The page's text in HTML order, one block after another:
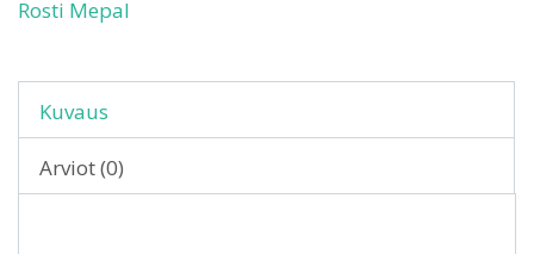
Rosti Mepal
Kuvaus
Arviot (0)